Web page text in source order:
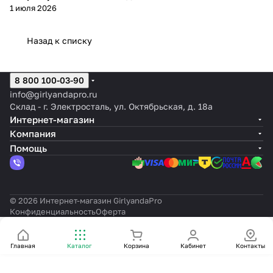
магазине. Это
электроэнергии, длительное
Добавьте яркие краски
праздника с мультицветным
сиянием гирлянд «Леон-Лайт»!
шнура
1 июля 2026
Назад к списку
Главная Каталог Корзина Кабинет Контакты
8 800 100-03-90
info@girlyandapro.ru
Склад - г. Электросталь, ул. Октябрьская, д. 18а
Интернет-магазин
Компания
Помощь
© 2026 Интернет-магазин GirlyandaPro
КонфиденциальностьОферта